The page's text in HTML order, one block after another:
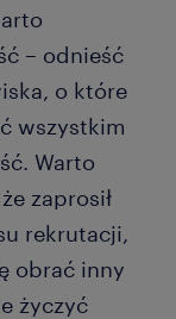
– odnieść
o które
wszystkim
Warto
zaprosił
rekrutacji,
obrać inny
życzyć